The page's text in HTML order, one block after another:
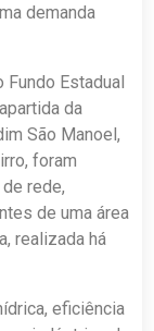
demanda
Estadual
da
São Manoel,
foram
rede,
de uma área
realizada há
eficiência